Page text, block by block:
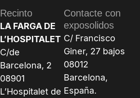
Recinto
LA FARGA DE
L’HOSPITALET
C/de
Barcelona, 2
08901
L’Hospitalet de
Contacte con
exposolidos
C/ Francisco
Giner, 27 bajos
08012
Barcelona,
España.